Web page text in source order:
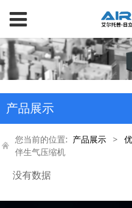
产品展示
您当前的位置: 产品展示 >
伴生气压缩机
没有数据